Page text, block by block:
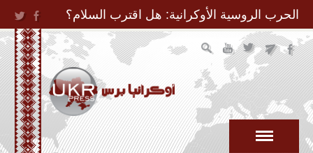
Jump to Navigation
الحرب الروسية الأوكرانية: هل اقترب السلام؟